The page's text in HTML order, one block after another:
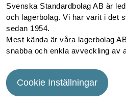
Svenska Standardbolag AB är
och lagerbolag. Vi har varit i det
sedan 1954.
Mest kända är våra lagerbolag
snabba och enkla avveckling av
Cookie Inställningar